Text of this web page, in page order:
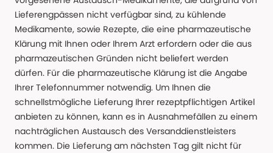
Lieferengpässen nicht verfügbar sind, zu kühlende
Medikamente, sowie Rezepte, die eine pharmazeutische
Klärung mit Ihnen oder Ihrem Arzt erfordern oder die aus
pharmazeutischen Gründen nicht beliefert werden
dürfen. Für die pharmazeutische Klärung ist die Angabe
Ihrer Telefonnummer notwendig. Um Ihnen die
schnellstmögliche Lieferung Ihrer rezeptpflichtigen Artikel
anbieten zu können, kann es in Ausnahmefällen zu einem
nachträglichen Austausch des Versanddienstleisters
kommen. Die Lieferung am nächsten Tag gilt nicht für